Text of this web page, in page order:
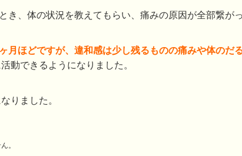
き、体の状況を教えてもらい、痛みの原因が全部繋が
月ほどですが、違和感は少し残るものの痛みや体のだ
動できるようになりました。
りました。
。